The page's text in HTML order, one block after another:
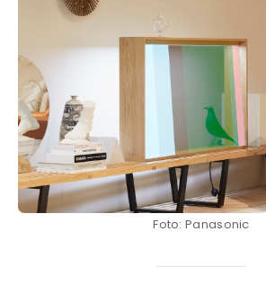
Foto: Panasonic